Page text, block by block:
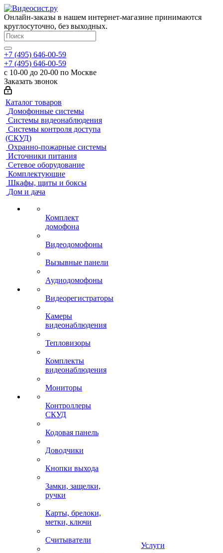
Онлайн-заказы в нашем интернет-магазине принимаются
круглосуточно, без выходных.
+7 (495) 646-00-59
+7 (495) 646-00-59
с 10-00 до 20-00 по Москве
Заказать звонок
Каталог товаров
Домофонные системы
Системы видеонаблюдения
Системы контроля доступа
(СКУД)
Охранно-пожарные системы
Источники питания
Сетевое оборудование
Комплектующие
Шкафы, щиты и боксы
Дом и дача
Комплект
домофона
Видеодомофоны
Вызывные панели
Аудиодомофоны
Видеорегистраторы
Камеры
видеонаблюдения
Тепловизоры
Комплекты
видеонаблюдения
Мониторы
Контроллеры
СКУД
Кодовая панель
Доводчики
Кнопки выхода
Замки, защелки,
ручки
Карты, брелоки,
метки, ключи
Считыватели
Услуги